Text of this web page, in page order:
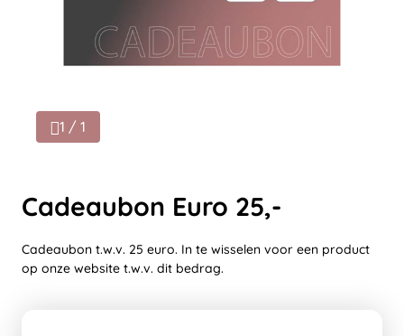
1 / 1
Cadeaubon Euro 25,-
Cadeaubon t.w.v. 25 euro. In te wisselen voor een product
op onze website t.w.v. dit bedrag.